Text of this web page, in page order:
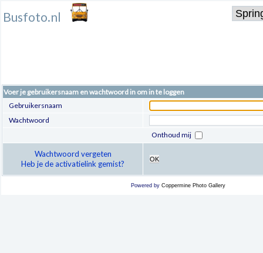
Busfoto.nl
Voer je gebruikersnaam en wachtwoord in om in te loggen
Gebruikersnaam
Wachtwoord
Onthoud mij
Wachtwoord vergeten
Heb je de activatielink gemist?
OK
Powered by Coppermine Photo Gallery